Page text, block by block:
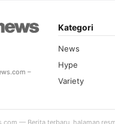
–
Kategori
News
Hype
Variety